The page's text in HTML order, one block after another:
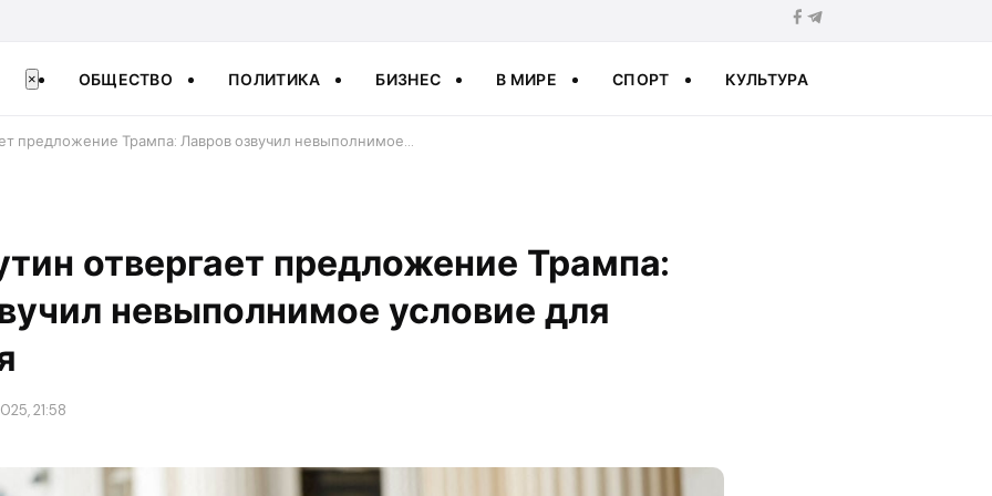
× ОБЩЕСТВО ПОЛИТИКА БИЗНЕС В МИРЕ СПОРТ КУЛЬТУРА
предложение Трампа: Лавров озвучил невыполнимое…
отвергает предложение Трампа:
невыполнимое условие для
21:58